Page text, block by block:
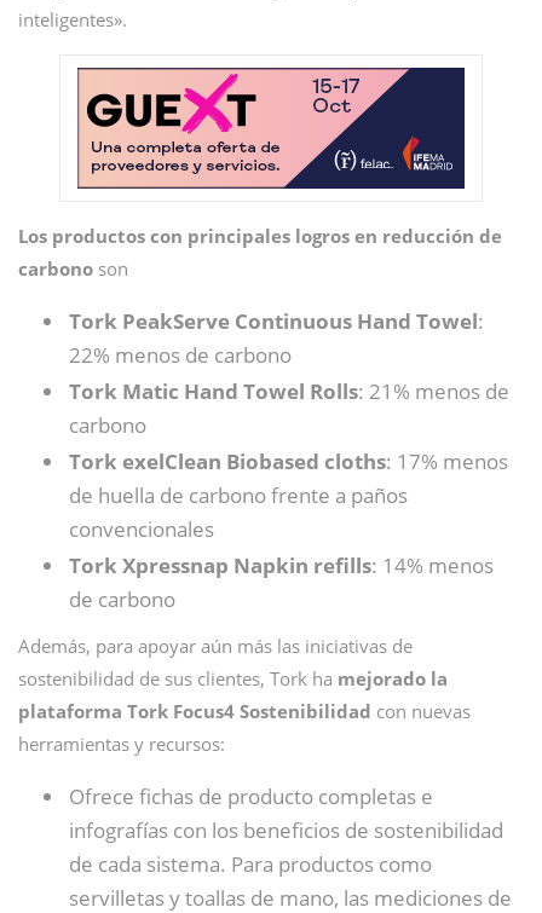
inteligentes».
Los productos con principales logros en reducción de
carbono son
Tork PeakServe Continuous Hand Towel:
22% menos de carbono
Tork Matic Hand Towel Rolls: 21% menos de
carbono
Tork exelClean Biobased cloths: 17% menos
de huella de carbono frente a paños
convencionales
Tork Xpressnap Napkin refills: 14% menos
de carbono
Además, para apoyar aún más las iniciativas de
sostenibilidad de sus clientes, Tork ha mejorado la
plataforma Tork Focus4 Sostenibilidad con nuevas
herramientas y recursos:
Ofrece fichas de producto completas e
infografías con los beneficios de sostenibilidad
de cada sistema. Para productos como
servilletas y toallas de mano, las mediciones de